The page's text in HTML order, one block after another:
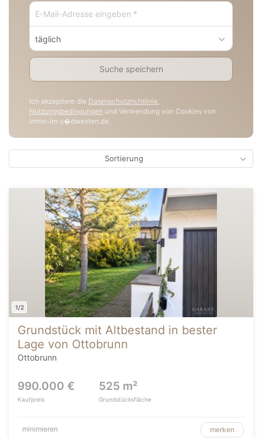
täglich
Suche speichern
Ich akzeptiere die Datenschutzrichtlinie,
Nutzungsbedingungen und Verwendung von Cookies von
immo-im-s�dwesten.de.
Sortierung
1/2
Grundstück mit Altbestand in bester
Lage von Ottobrunn
Ottobrunn
990.000 €
Kaufpreis
525 m²
Grundstücksfläche
minimieren merken